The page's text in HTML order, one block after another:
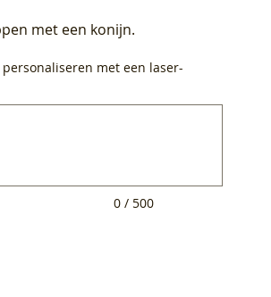
met een konijn.
met een laser-
0 / 500